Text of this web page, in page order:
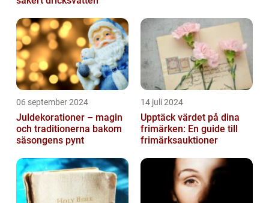
06 september 2024
Juldekorationer – magin
och traditionerna bakom
säsongens pynt
14 juli 2024
Upptäck värdet på dina
frimärken: En guide till
frimärksauktioner